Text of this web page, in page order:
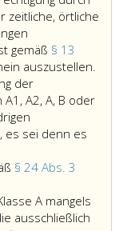
bei
die
die
der
(Paragraph
Absatz
eins,
zeitliche, örtliche
gemäß § 13
auszustellen.
der
A2, A, B oder
es sei denn es
§ 24 Abs. 3
A mangels
ausschließlich